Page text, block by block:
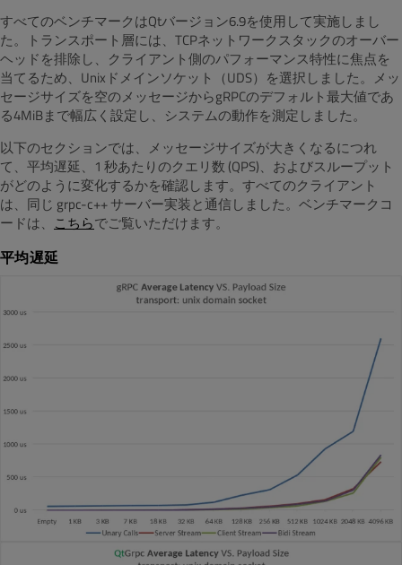
すべてのベンチマークはQtバージョン6.9を使用して実施しまし
た。トランスポート層には、TCPネットワークスタックのオーバー
ヘッドを排除し、クライアント側のパフォーマンス特性に焦点を
当てるため、Unixドメインソケット（UDS）を選択しました。メッ
セージサイズを空のメッセージからgRPCのデフォルト最大値であ
る4MiBまで幅広く設定し、システムの動作を測定しました。
以下のセクションでは、メッセージサイズが大きくなるにつれ
て、平均遅延、1 秒あたりのクエリ数 (QPS)、およびスループット
がどのように変化するかを確認します。すべてのクライアント
は、同じ grpc-c++ サーバー実装と通信しました。ベンチマークコ
ードは、 こちらでご覧いただけます。
平均遅延